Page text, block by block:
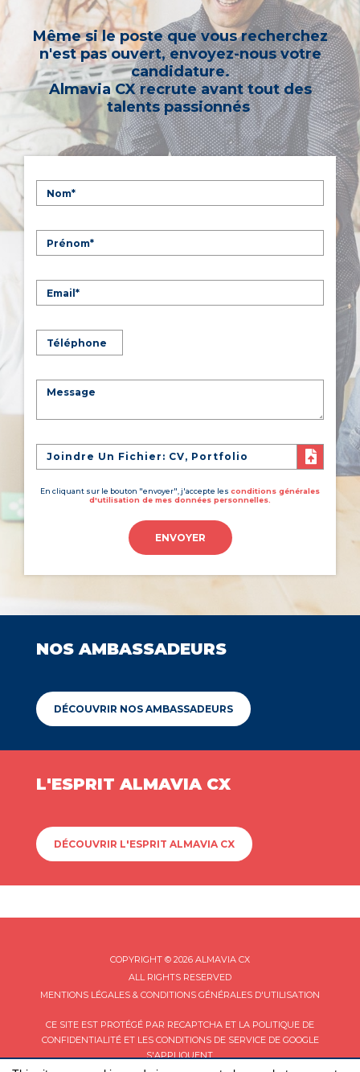
Même si le poste que vous recherchez
n'est pas ouvert, envoyez-nous votre
candidature.
Almavia CX recrute avant tout des
talents passionnés
Joindre Un Fichier: CV, Portfolio
En cliquant sur le bouton "envoyer", j'accepte les conditions générales
d'utilisation de mes données personnelles.
ENVOYER
NOS AMBASSADEURS
DÉCOUVRIR NOS AMBASSADEURS
L'ESPRIT ALMAVIA CX
DÉCOUVRIR L'ESPRIT ALMAVIA CX
COPYRIGHT © 2026 ALMAVIA CX
ALL RIGHTS RESERVED
MENTIONS LÉGALES & CONDITIONS GÉNÉRALES D'UTILISATION
CE SITE EST PROTÉGÉ PAR RECAPTCHA ET LA POLITIQUE DE
CONFIDENTIALITÉET LES CONDITIONS DE SERVICEDE GOOGLE
S'APPLIQUENT.